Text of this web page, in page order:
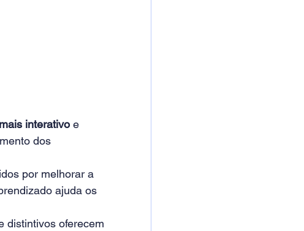
interativo e
dos
por melhorar a
ajuda os
distintivos oferecem